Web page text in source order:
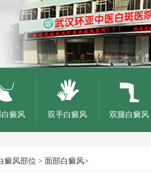
癜风 双手白癜风 双腿白癜风
癜风部位 > 面部白癜风>